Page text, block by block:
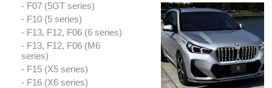
- F07 (5GT series)
- F10 (5 series)
- F13, F12, F06 (6 series)
- F13, F12, F06 (M6
series)
- F15 (X5 series)
- F16 (X6 series)